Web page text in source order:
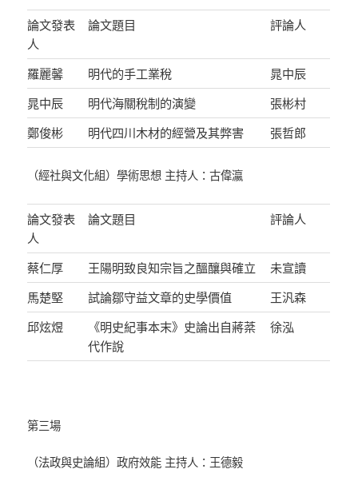
論文發表
人
論文題目 評論人
羅麗馨 明代的手工業稅
晁中辰
晁中辰
明代海關稅制的演變
張彬村
鄭俊彬
明代四川木材的經營及其弊害 張哲郎
（經社與文化組）學術思想 主持人：古偉瀛
論文發表
人
論文題目 評論人
蔡仁厚 王陽明致良知宗旨之醞釀與確立
未宣讀
馬楚堅
試論鄒守益文章的史學價值
王汎森
邱炫煜
《明史紀事本末》史論出自蔣棻
代作說
徐泓
第三場
（法政與史論組）政府效能 主持人：王德毅